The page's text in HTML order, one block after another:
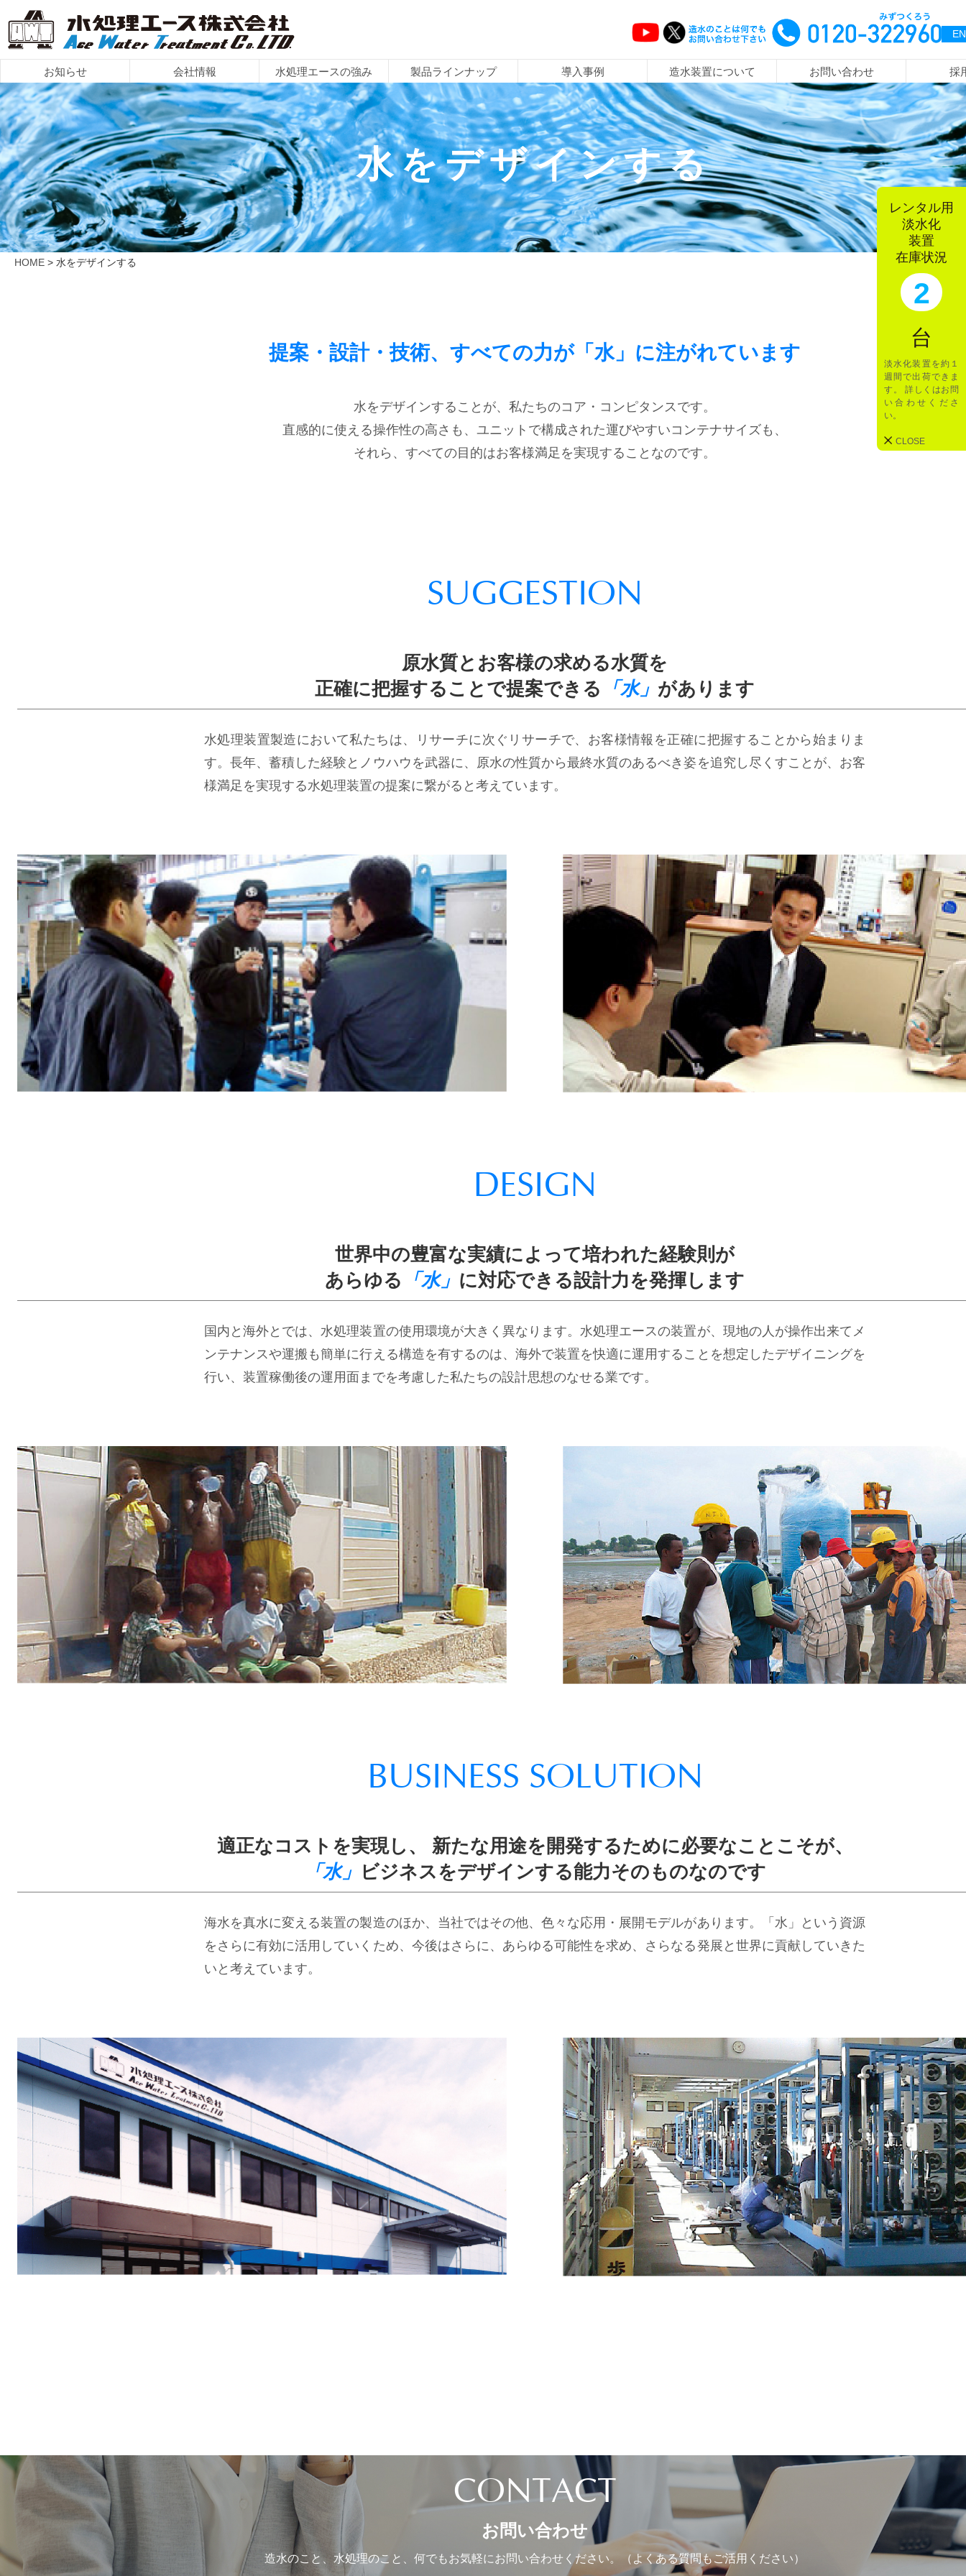
お知らせ 会社情報
会社情報
ごあいさつ 会社概要・沿革・アクセス
品質方針
水処理エースの強み
水処理エースの強み
3Eプロジェクト 水をデザインする
エース・コア 誰にでも使える装置
当社が選ばれる理由 低ランニングコストの実現
製品ラインナップ
製品ラインナップ
海水淡水化装置 MF・UF装置 災害対策用浄水器
含塩水脱塩造水装置 排水処理装置
屋外設置型装置 レンタル用淡水化装置
導入事例
導入事例
海外導入事例 日本国内導入事例
造水装置について
造水装置について
造水装置の選び方 淡水化の原理について
水中の不純物について
お問い合わせ
お問い合わせ
お問い合わせ よくある質問
プライバシーポリシー
採
採用情報
採用情報 社員の声
エントリーシート
水をデザインする
HOME > 水をデザインする
提案・設計・技術、すべての力が「水」に注がれています
水をデザインすることが、私たちのコア・コンピタンスです。
直感的に使える操作性の高さも、ユニットで構成された運びやすいコンテナサイズも、
それら、すべての目的はお客様満足を実現することなのです。
SUGGESTION
原水質とお客様の求める水質を
正確に把握することで提案できる 「水」 があります
水処理装置製造において私たちは、リサーチに次ぐリサーチで、お客様情報を正確に把握することから始まりま
す。長年、蓄積した経験とノウハウを武器に、原水の性質から最終水質のあるべき姿を追究し尽くすことが、お客
様満足を実現する水処理装置の提案に繋がると考えています。
DESIGN
世界中の豊富な実績によって培われた経験則が
あらゆる 「水」 に対応できる設計力を発揮します
国内と海外とでは、水処理装置の使用環境が大きく異なります。水処理エースの装置が、現地の人が操作出来てメ
ンテナンスや運搬も簡単に行える構造を有するのは、海外で装置を快適に運用することを想定したデザイニングを
行い、装置稼働後の運用面までを考慮した私たちの設計思想のなせる業です。
BUSINESS SOLUTION
適正なコストを実現し、 新たな用途を開発するために必要なことこそが、
「水」 ビジネスをデザインする能力そのものなのです
海水を真水に変える装置の製造のほか、当社ではその他、色々な応用・展開モデルがあります。「水」という資源
をさらに有効に活用していくため、今後はさらに、あらゆる可能性を求め、さらなる発展と世界に貢献していきた
いと考えています。
CONTACT
お問い合わせ
造水のこと、水処理のこと、 何でもお気軽にお問い合わせください。 （よくある質問もご活用ください）
レンタル用
淡水化
装置
在庫状況
2
台
淡水化装置を約１
週間で出荷できま
す。 詳しくはお問
い合わせくださ
い。
CLOSE